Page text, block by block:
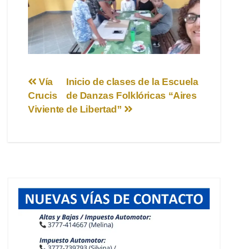
Navegación
de
Inicio de clases de la Escuela
de Danzas Folklóricas “Aires
de Libertad”
Vía
Crucis
Viviente